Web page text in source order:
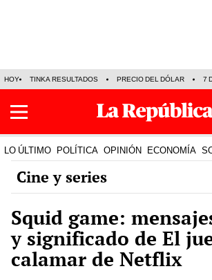
HOY TINKA RESULTADOS PRECIO DEL DÓLAR 7
LO ÚLTIMO POLÍTICA OPINIÓN ECONOMÍA
Cine y series
Squid game:
y significado de El
calamar de Netflix